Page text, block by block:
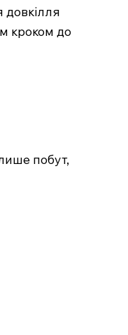
довкілля
кроком до
побут,